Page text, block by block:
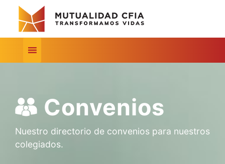
Convenios
Nuestro directorio de convenios para nuestros
colegiados.